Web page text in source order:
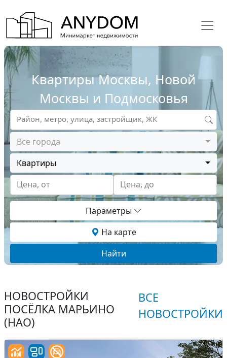
Квартиры Москвы, Новой
Москвы и Подмосковья
Все города
Квартиры
Цена, от
Цена, до
Район, метро, улица, застройщик, ЖК
Параметры
На карте
Найти
НОВОСТРОЙКИ
ПОСЁЛКА МАРЬИНО
(НАО)
ВСЕ
НОВОСТРОЙКИ